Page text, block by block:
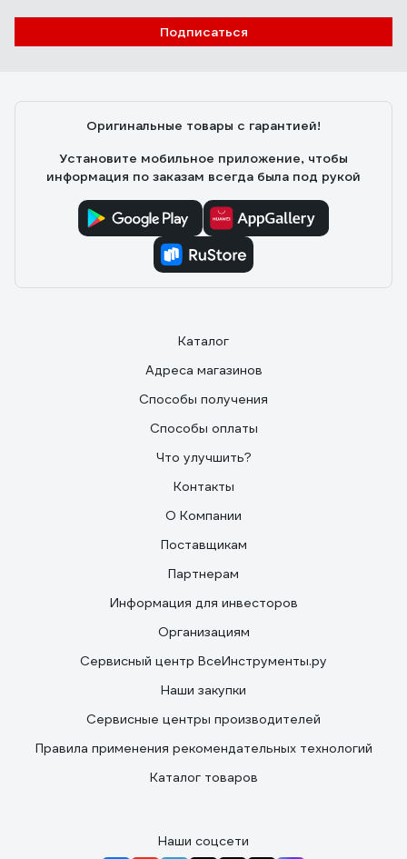
Подписаться
Оригинальные товары с гарантией!
Установите мобильное приложение, чтобы
информация по заказам всегда была под рукой
Каталог
Адреса магазинов
Способы получения
Способы оплаты
Что улучшить?
Контакты
О Компании
Поставщикам
Партнерам
Информация для инвесторов
Организациям
Сервисный центр ВсеИнструменты.ру
Наши закупки
Сервисные центры производителей
Правила применения рекомендательных технологий
Каталог товаров
Наши соцсети